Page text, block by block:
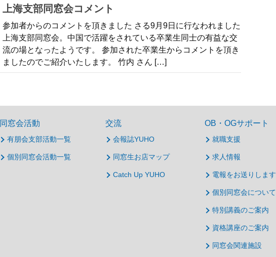
上海支部同窓会コメント
参加者からのコメントを頂きました さる9月9日に行なわれました
上海支部同窓会。中国で活躍をされている卒業生同士の有益な交
流の場となったようです。 参加された卒業生からコメントを頂き
ましたのでご紹介いたします。 竹内 さん […]
同窓会活動
有朋会支部活動一覧
個別同窓会活動一覧
交流
会報誌YUHO
同窓生お店マップ
Catch Up YUHO
OB・OGサポート
就職支援
求人情報
電報をお送りします
個別同窓会について
特別講義のご案内
資格講座のご案内
同窓会関連施設